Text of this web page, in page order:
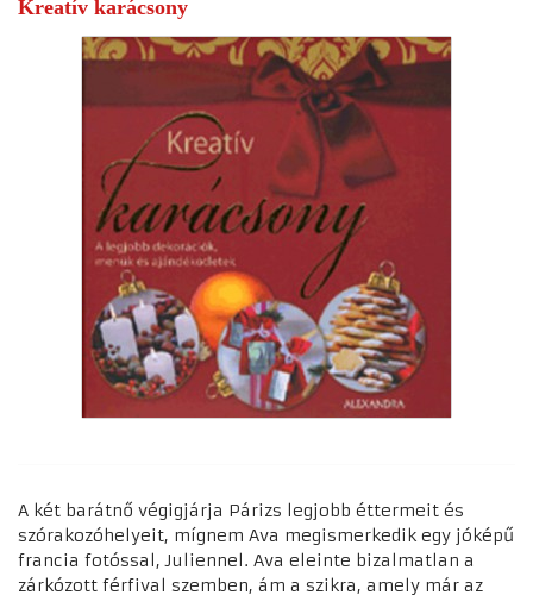
Kreatív karácsony
A két barátnő végigjárja Párizs legjobb éttermeit és
szórakozóhelyeit, mígnem Ava megismerkedik egy jóképű
francia fotóssal, Juliennel. Ava eleinte bizalmatlan a
zárkózott férfival szemben, ám a szikra, amely már az